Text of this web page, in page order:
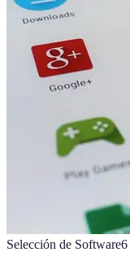
Selección de Software6